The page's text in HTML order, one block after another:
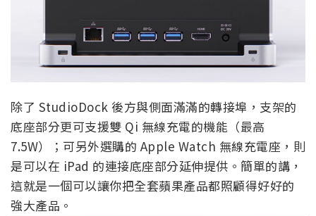
除了 StudioDock 後方與側面滿滿的轉接埠，支架的
底座部分更可支援雙 Qi 無線充電的機能（最高
7.5W）；可另外選購的 Apple Watch 無線充電座，則
是可以在 iPad 的連接底座部分延伸提供。簡單的講，
這就是一個可以讓你把全套蘋果產品都照顧得好好的
強大產品。